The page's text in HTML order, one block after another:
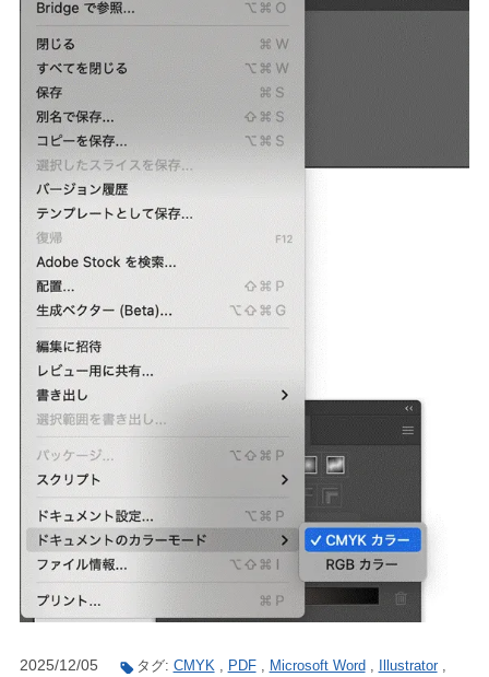
2025/12/05 タグ: CMYK, PDF, Microsoft Word , Illustrator,